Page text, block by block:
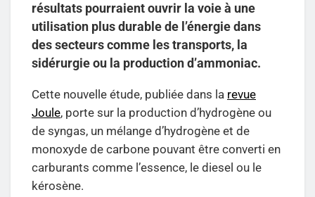
résultats pourraient ouvrir la voie à une
utilisation plus durable de l’énergie dans
des secteurs comme les transports, la
sidérurgie ou la production d’ammoniac.
Cette nouvelle étude, publiée dans la revue
Joule, porte sur la production d’hydrogène ou
de syngas, un mélange d’hydrogène et de
monoxyde de carbone pouvant être converti en
carburants comme l’essence, le diesel ou le
kérosène.